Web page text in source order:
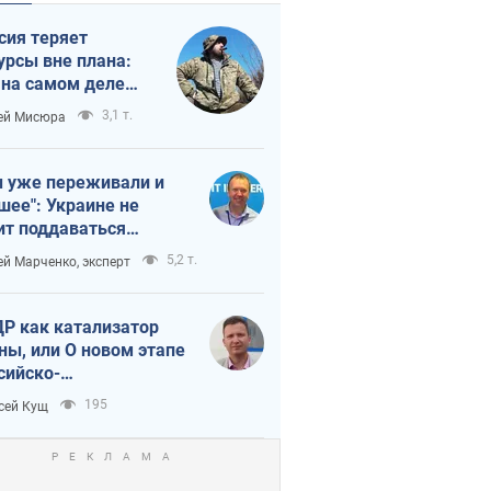
теряет
вне плана:
на самом деле
темп войны
Мисюра 3,1 т.
переживали и
Украине не
поддаваться
из-за
террора
Марченко, эксперт 5,2 т.
как катализатор
или О новом этапе
союза
Кущ 195